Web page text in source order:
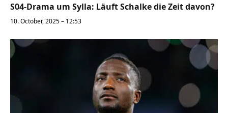
S04-Drama um Sylla: Läuft Schalke die Zeit davon?
10. October, 2025 – 12:53